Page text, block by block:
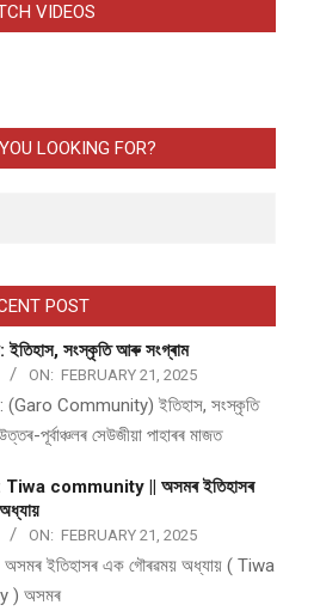
VIDEOS
LOOKING FOR?
POST
ইতিহাস, সংস্কৃতি আৰু সংগ্ৰাম
ON: FEBRUARY 21, 2025
(Garo Community) ইতিহাস, সংস্কৃতি
পূৰ্বাঞ্চলৰ সেউজীয়া পাহাৰৰ মাজত
Tiwa community || অসমৰ ইতিহাসৰ
ON: FEBRUARY 21, 2025
অসমৰ ইতিহাসৰ এক গৌৰৱময় অধ্যায় ( Tiwa
) অসমৰ